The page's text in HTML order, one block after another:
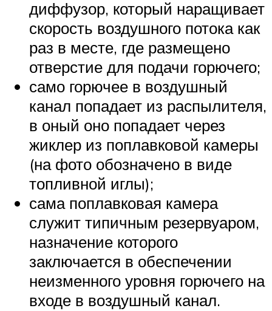
диффузор, который наращивает
скорость воздушного потока как
раз в месте, где размещено
отверстие для подачи горючего;
само горючее в воздушный
канал попадает из распылителя,
в оный оно попадает через
жиклер из поплавковой камеры
(на фото обозначено в виде
топливной иглы);
сама поплавковая камера
служит типичным резервуаром,
назначение которого
заключается в обеспечении
неизменного уровня горючего на
входе в воздушный канал.